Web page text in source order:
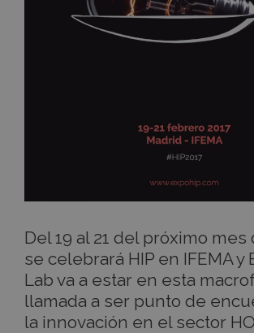
Del 19 al 21 del próximo
se celebrará HIP en IFEMA y
Lab va a estar en esta
llamada a ser punto de
la innovación en el sector